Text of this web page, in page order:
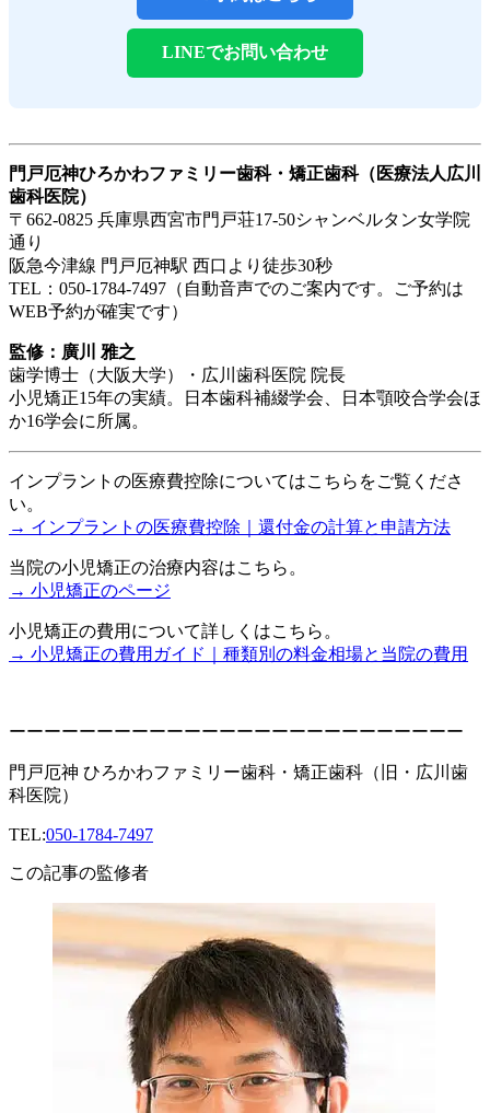
LINEでお問い合わせ
門戸厄神ひろかわファミリー歯科・矯正歯科（医療法人広川
歯科医院）
〒662-0825 兵庫県西宮市門戸荘17-50シャンベルタン女学院
通り
阪急今津線 門戸厄神駅 西口より徒歩30秒
TEL：050-1784-7497（自動音声でのご案内です。ご予約は
WEB予約が確実です）
監修：廣川 雅之
歯学博士（大阪大学）・広川歯科医院 院長
小児矯正15年の実績。日本歯科補綴学会、日本顎咬合学会ほ
か16学会に所属。
インプラントの医療費控除についてはこちらをご覧くださ
い。
→ インプラントの医療費控除｜還付金の計算と申請方法
当院の小児矯正の治療内容はこちら。
→ 小児矯正のページ
小児矯正の費用について詳しくはこちら。
→ 小児矯正の費用ガイド｜種類別の料金相場と当院の費用
ーーーーーーーーーーーーーーーーーーーーーーーーーー
門戸厄神 ひろかわファミリー歯科・矯正歯科（旧・広川歯
科医院）
TEL:050-1784-7497
この記事の監修者